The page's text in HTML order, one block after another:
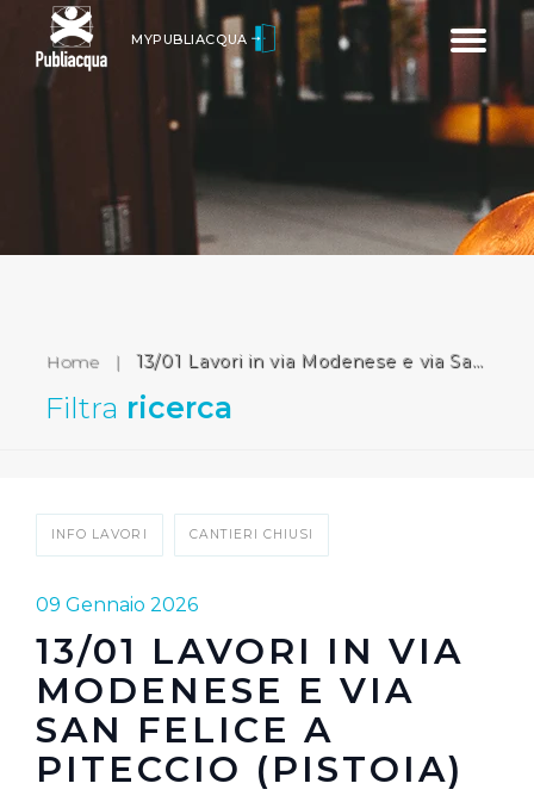
Toggle
MYPUBLIACQUA
Home | 13/01 Lavori in via Modenese e via San Felice a Piteccio (Pistoia)
Filtra ricerca
INFO LAVORI CANTIERI CHIUSI
09 Gennaio 2026
13/01 LAVORI IN VIA
MODENESE E VIA
SAN FELICE A
PITECCIO (PISTOIA)